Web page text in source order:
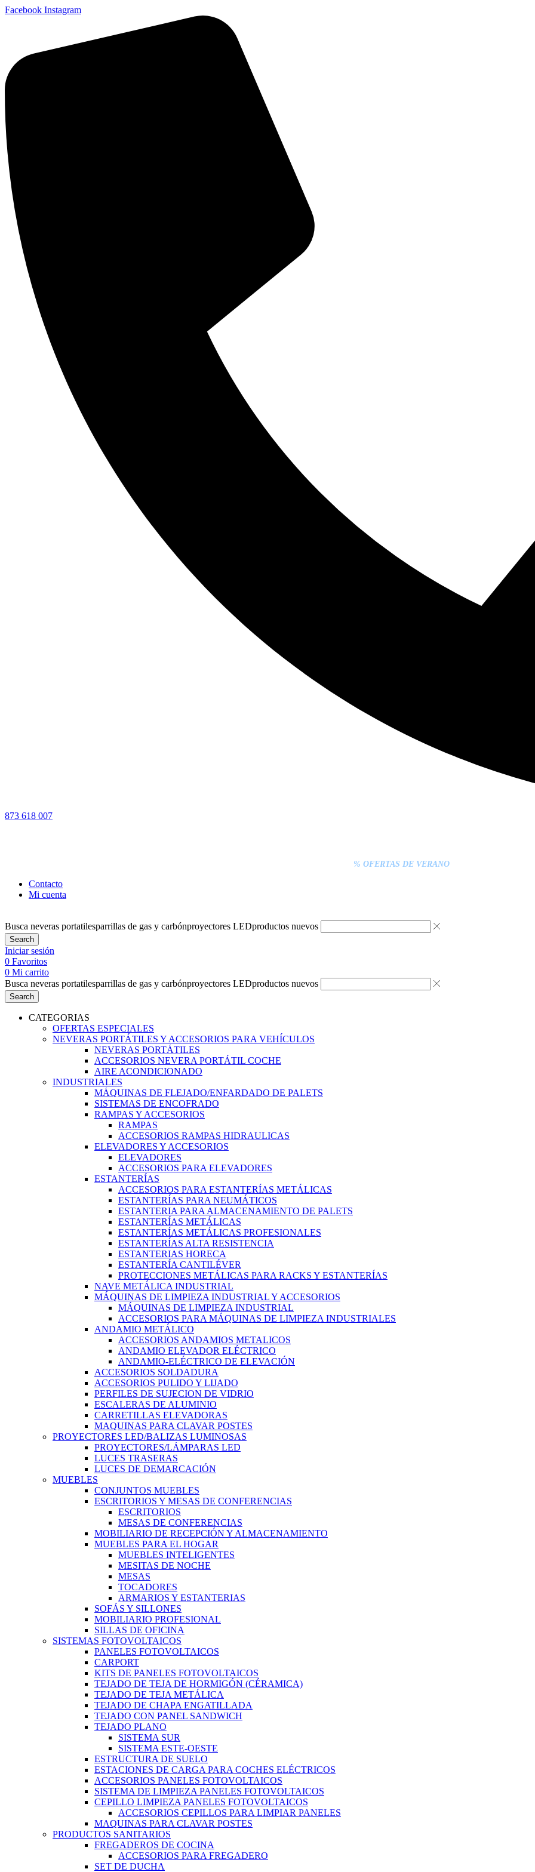
Facebook Instagram
873 618 007
% OFERTAS DE VERANO
Contacto
Mi cuenta
Busca neveras portatilesparrillas de gas y carbónproyectores LEDproductos nuevos
Search
Iniciar sesión
0 Favoritos
0 Mi carrito
Busca neveras portatilesparrillas de gas y carbónproyectores LEDproductos nuevos
Search
CATEGORIAS
OFERTAS ESPECIALES
NEVERAS PORTÁTILES Y ACCESORIOS PARA VEHÍCULOS
NEVERAS PORTÁTILES
ACCESORIOS NEVERA PORTÁTIL COCHE
AIRE ACONDICIONADO
INDUSTRIALES
MÁQUINAS DE FLEJADO/ENFARDADO DE PALETS
SISTEMAS DE ENCOFRADO
RAMPAS Y ACCESORIOS
RAMPAS
ACCESORIOS RAMPAS HIDRAULICAS
ELEVADORES Y ACCESORIOS
ELEVADORES
ACCESORIOS PARA ELEVADORES
ESTANTERÍAS
ACCESORIOS PARA ESTANTERÍAS METÁLICAS
ESTANTERÍAS PARA NEUMÁTICOS
ESTANTERIA PARA ALMACENAMIENTO DE PALETS
ESTANTERÍAS METÁLICAS
ESTANTERÍAS METÁLICAS PROFESIONALES
ESTANTERÍAS ALTA RESISTENCIA
ESTANTERIAS HORECA
ESTANTERÍA CANTILÉVER
PROTECCIONES METÁLICAS PARA RACKS Y ESTANTERÍAS
NAVE METÁLICA INDUSTRIAL
MÁQUINAS DE LIMPIEZA INDUSTRIAL Y ACCESORIOS
MÁQUINAS DE LIMPIEZA INDUSTRIAL
ACCESORIOS PARA MÁQUINAS DE LIMPIEZA INDUSTRIALES
ANDAMIO METÁLICO
ACCESORIOS ANDAMIOS METALICOS
ANDAMIO ELEVADOR ELÉCTRICO
ANDAMIO-ELÉCTRICO DE ELEVACIÓN
ACCESORIOS SOLDADURA
ACCESORIOS PULIDO Y LIJADO
PERFILES DE SUJECION DE VIDRIO
ESCALERAS DE ALUMINIO
CARRETILLAS ELEVADORAS
MAQUINAS PARA CLAVAR POSTES
PROYECTORES LED/BALIZAS LUMINOSAS
PROYECTORES/LÁMPARAS LED
LUCES TRASERAS
LUCES DE DEMARCACIÓN
MUEBLES
CONJUNTOS MUEBLES
ESCRITORIOS Y MESAS DE CONFERENCIAS
ESCRITORIOS
MESAS DE CONFERENCIAS
MOBILIARIO DE RECEPCIÓN Y ALMACENAMIENTO
MUEBLES PARA EL HOGAR
MUEBLES INTELIGENTES
MESITAS DE NOCHE
MESAS
TOCADORES
ARMARIOS Y ESTANTERIAS
SOFÁS Y SILLONES
MOBILIARIO PROFESIONAL
SILLAS DE OFICINA
SISTEMAS FOTOVOLTAICOS
PANELES FOTOVOLTAICOS
CARPORT
KITS DE PANELES FOTOVOLTAICOS
TEJADO DE TEJA DE HORMIGÓN (CÉRAMICA)
TEJADO DE TEJA METÁLICA
TEJADO DE CHAPA ENGATILLADA
TEJADO CON PANEL SANDWICH
TEJADO PLANO
SISTEMA SUR
SISTEMA ESTE-OESTE
ESTRUCTURA DE SUELO
ESTACIONES DE CARGA PARA COCHES ELÉCTRICOS
ACCESORIOS PANELES FOTOVOLTAICOS
SISTEMA DE LIMPIEZA PANELES FOTOVOLTAICOS
CEPILLO LIMPIEZA PANELES FOTOVOLTAICOS
ACCESORIOS CEPILLOS PARA LIMPIAR PANELES
MAQUINAS PARA CLAVAR POSTES
PRODUCTOS SANITARIOS
FREGADEROS DE COCINA
ACCESORIOS PARA FREGADERO
SET DE DUCHA